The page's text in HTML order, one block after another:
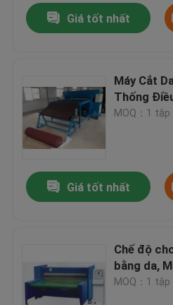
Giá tốt nhất
Máy Cắt
Thống
MOQ：1 tập
Giá tốt nhất
Chế độ
bằng da,
MOQ：1 tập